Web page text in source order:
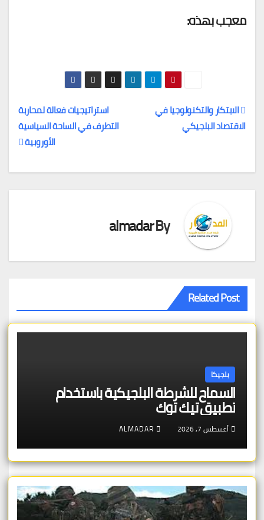
معجب بهذه:
تصفّح
استراتيجيات فعالة لمحاربة
التطرف في الساحة السياسية
الأوروبية
الابتكار والتكنولوجيا في
الاقتصاد البلجيكي
By
almadar
Related Post
بلجيكا
السماح للشرطة البلجيكية باستخدام
تطبيق تيك توك
أغسطس 7, 2026 ALMADAR